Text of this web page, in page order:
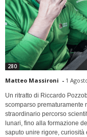
280
Matteo Massironi - 1
Un ritratto di Riccardo
scomparso prematuramente
straordinario percorso
lunari, fino alla formazione
saputo unire rigore, curiosità